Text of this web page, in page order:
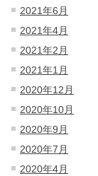
2021年6月
2021年4月
2021年2月
2021年1月
2020年12月
2020年10月
2020年9月
2020年7月
2020年4月